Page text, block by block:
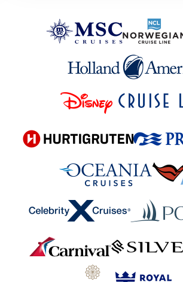
Azura
Britannia
Iona
Paul Gauguin Cruises
Plantours
MS Hamburg
Le Bellot
Le Boreal
Le Bouganville
Le Champlain